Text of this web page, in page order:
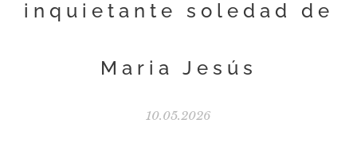
inquietante soledad de
Maria Jesús
10.05.2026